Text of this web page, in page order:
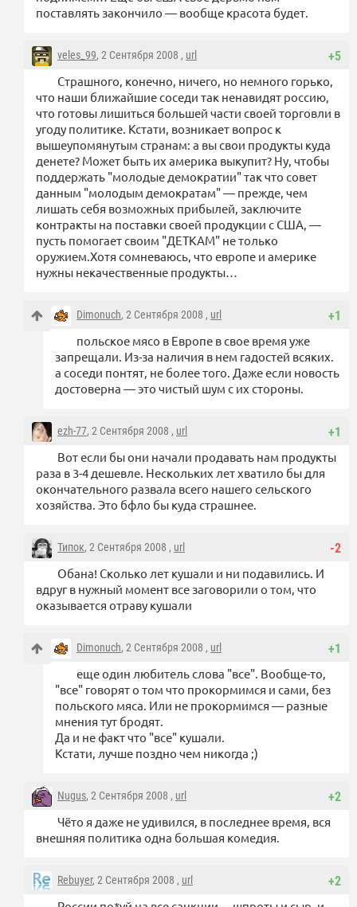
поставлять закончило — вообще красота будет.
+5
veles_99, 2 Сентября 2008 , url
Страшного, конечно, ничего, но немного горько,
что наши ближайшие соседи так ненавидят россию,
что готовы лишиться большей части своей торговли в
угоду политике. Кстати, возникает вопрос к
вышеупомянутым странам: а вы свои продукты куда
денете? Может быть их америка выкупит? Ну, чтобы
поддержать "молодые демократии" так что совет
данным "молодым демократам" — прежде, чем
лишать себя возможных прибылей, заключите
контракты на поставки своей продукции с США, —
пусть помогает своим "ДЕТКАМ" не только
оружием.Хотя сомневаюсь, что европе и америке
нужны некачественные продукты…
+1
Dimonuch, 2 Сентября 2008 , url
польское мясо в Европе в свое время уже
запрещали. Из-за наличия в нем гадостей всяких.
а соседи понтят, не более того. Даже если новость
достоверна — это чистый шум с их стороны.
+1
ezh-77, 2 Сентября 2008 , url
Вот если бы они начали продавать нам продукты
раза в 3-4 дешевле. Нескольких лет хватило бы для
окончательного развала всего нашего сельского
хозяйства. Это бфло бы куда страшнее.
-2
Типок, 2 Сентября 2008 , url
Обана! Сколько лет кушали и ни подавились. И
вдруг в нужный момент все заговорили о том, что
оказывается отраву кушали
+1
Dimonuch, 2 Сентября 2008 , url
еще один любитель слова "все". Вообще-то,
"все" говорят о том что прокормимся и сами, без
польского мяса. Или не прокормимся — разные
мнения тут бродят.
Да и не факт что "все" кушали.
Кстати, лучше поздно чем никогда ;)
+2
Nugus, 2 Сентября 2008 , url
Чёто я даже не удивился, в последнее время, вся
внешняя политика одна большая комедия.
+2
Rebuyer, 2 Сентября 2008 , url